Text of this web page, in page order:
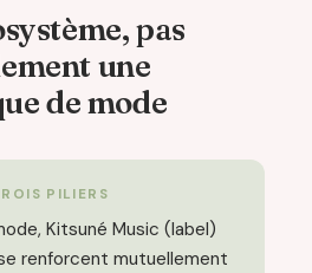
pas
une
de mode
PILIERS
Kitsuné Music (label)
renforcent mutuellement